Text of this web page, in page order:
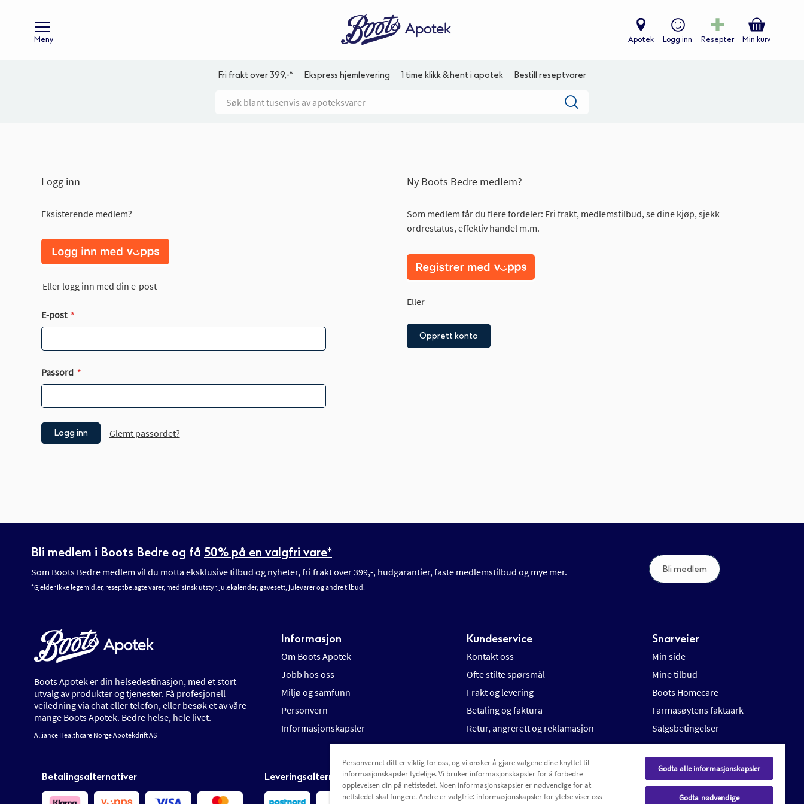
Meny Apotek Logg inn Resepter Min kurv
Fri frakt over 399,-* Ekspress hjemlevering 1 time klikk & hent i apotek Bestill reseptvarer
Logg inn
Eksisterende medlem?
Eller logg inn med din e-post
E-post
Passord
Logg inn Glemt passordet?
Ny Boots Bedre medlem?
Som medlem får du flere fordeler: Fri frakt, medlemstilbud, se dine kjøp, sjekk
ordrestatus, effektiv handel m.m.
Eller
Opprett konto
Bli medlem i Boots Bedre og få 50% på en valgfri vare*
Som Boots Bedre medlem vil du motta eksklusive tilbud og nyheter, fri frakt over 399,-, hudgarantier, faste medlemstilbud og mye mer.
*Gjelder ikke legemidler, reseptbelagte varer, medisinsk utstyr, julekalender, gavesett, julevarer og andre tilbud.
Bli medlem
Boots Apotek er din helsedestinasjon, med et stort
utvalg av produkter og tjenester. Få profesjonell
veiledning via chat eller telefon, eller besøk et av våre
mange Boots Apotek. Bedre helse, hele livet.
Alliance Healthcare Norge Apotekdrift AS
Informasjon
Om Boots Apotek
Jobb hos oss
Miljø og samfunn
Personvern
Informasjonskapsler
Kundeservice
Kontakt oss
Ofte stilte spørsmål
Frakt og levering
Betaling og faktura
Retur, angrerett og reklamasjon
Snarveier
Min side
Mine tilbud
Boots Homecare
Farmasøytens faktaark
Salgsbetingelser
Betalingsalternativer Leveringsalternativer
Personvernet ditt er viktig for oss, og vi ønsker å gjøre valgene dine knyttet til
informasjonskapsler tydelige. Vi bruker informasjonskapsler for å forbedre
opplevelsen din på nettstedet. Noen informasjonskapsler er nødvendige for at
nettstedet skal fungere. Andre er valgfrie: informasjonskapsler for ytelse viser oss
Godta alle informasjonskapsler
Godta nødvendige